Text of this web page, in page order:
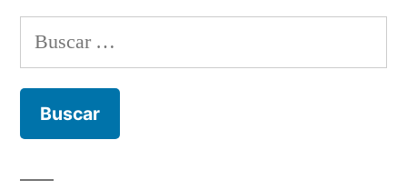
Buscar: